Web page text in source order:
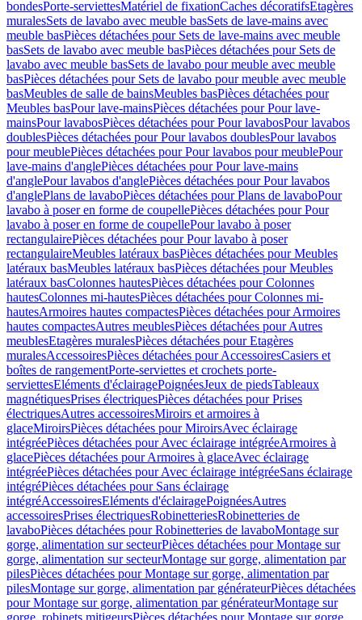
bondesPorte-serviettesMatériel de fixationCaches décoratifsEtagères
muralesSets de lavabo avec meuble basSets de lave-mains avec
meuble basPièces détachées pour Sets de lave-mains avec meuble
basSets de lavabo avec meuble basPièces détachées pour Sets de
lavabo avec meuble basSets de lavabo pour meuble avec meuble
basPièces détachées pour Sets de lavabo pour meuble avec meuble
basMeubles de salle de bainsMeubles basPièces détachées pour
Meubles basPour lave-mainsPièces détachées pour Pour lave-
mainsPour lavabosPièces détachées pour Pour lavabosPour lavabos
doublesPièces détachées pour Pour lavabos doublesPour lavabos
pour meublePièces détachées pour Pour lavabos pour meublePour
lave-mains d'anglePièces détachées pour Pour lave-mains
d'anglePour lavabos d'anglePièces détachées pour Pour lavabos
d'anglePlans de lavaboPièces détachées pour Plans de lavaboPour
lavabo à poser en forme de coupellePièces détachées pour Pour
lavabo à poser en forme de coupellePour lavabo à poser
rectangulairePièces détachées pour Pour lavabo à poser
rectangulaireMeubles latéraux basPièces détachées pour Meubles
latéraux basMeubles latéraux basPièces détachées pour Meubles
latéraux basColonnes hautesPièces détachées pour Colonnes
hautesColonnes mi-hautesPièces détachées pour Colonnes mi-
hautesArmoires hautes compactesPièces détachées pour Armoires
hautes compactesAutres meublesPièces détachées pour Autres
meublesEtagères muralesPièces détachées pour Etagères
muralesAccessoiresPièces détachées pour AccessoiresCasiers et
boîtes de rangementPorte-serviettes et crochets porte-
serviettesEléments d'éclairagePoignéesJeux de piedsTableaux
magnétiquesPrises électriquesPièces détachées pour Prises
électriquesAutres accessoiresMiroirs et armoires à
glaceMiroirsPièces détachées pour MiroirsAvec éclairage
intégréePièces détachées pour Avec éclairage intégréeArmoires à
glacePièces détachées pour Armoires à glaceAvec éclairage
intégréePièces détachées pour Avec éclairage intégréeSans éclairage
intégréPièces détachées pour Sans éclairage
intégréAccessoiresEléments d'éclairagePoignéesAutres
accessoiresPrises électriquesRobinetteriesRobinetteries de
lavaboPièces détachées pour Robinetteries de lavaboMontage sur
gorge, alimentation sur secteurPièces détachées pour Montage sur
gorge, alimentation sur secteurMontage sur gorge, alimentation par
pilesPièces détachées pour Montage sur gorge, alimentation par
pilesMontage sur gorge, alimentation par générateurPièces détachées
pour Montage sur gorge, alimentation par générateurMontage sur
gorge, robinets mitigeursPièces détachées pour Montage sur gorge,